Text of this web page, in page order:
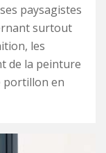
paysagistes
surtout
les
de la peinture
portillon en